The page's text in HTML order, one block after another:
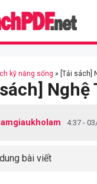
kỹ năng sống » [Tải sách]
Nghệ
lamgiaukholam 4:37 -
bài viết